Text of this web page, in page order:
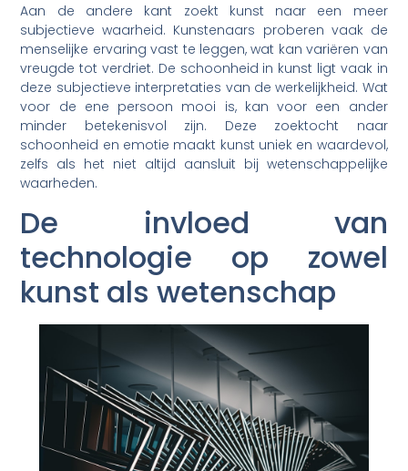
Aan de andere kant zoekt kunst naar een meer
subjectieve waarheid. Kunstenaars proberen vaak de
menselijke ervaring vast te leggen, wat kan variëren van
vreugde tot verdriet. De schoonheid in kunst ligt vaak in
deze subjectieve interpretaties van de werkelijkheid. Wat
voor de ene persoon mooi is, kan voor een ander
minder betekenisvol zijn. Deze zoektocht naar
schoonheid en emotie maakt kunst uniek en waardevol,
zelfs als het niet altijd aansluit bij wetenschappelijke
waarheden.
De invloed van
technologie op zowel
kunst als wetenschap